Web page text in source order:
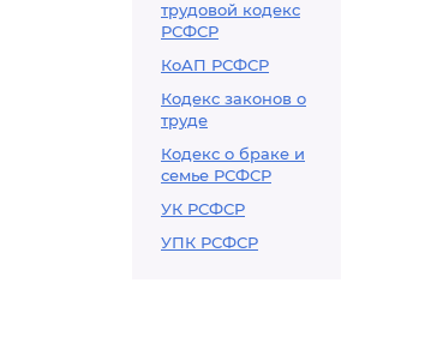
трудовой кодекс
РСФСР
КоАП РСФСР
Кодекс законов о
труде
Кодекс о браке и
семье РСФСР
УК РСФСР
УПК РСФСР